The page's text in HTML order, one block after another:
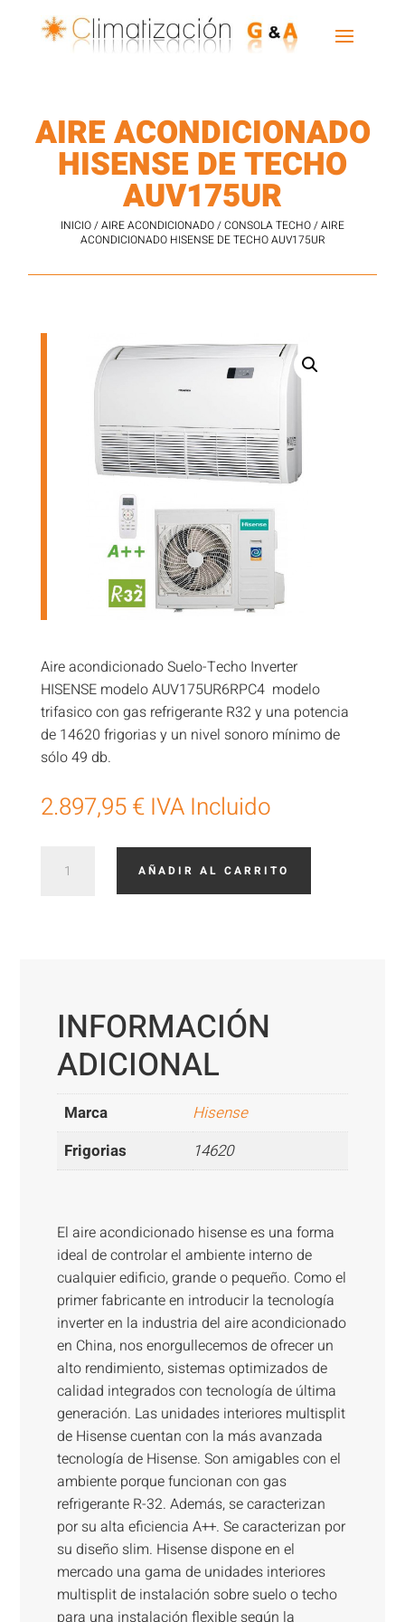
AIRE ACONDICIONADO
HISENSE DE TECHO
AUV175UR
INICIO/AIRE ACONDICIONADO/CONSOLA TECHO/ AIRE
ACONDICIONADO HISENSE DE TECHO AUV175UR
Aire acondicionado Suelo-Techo Inverter
HISENSE modelo AUV175UR6RPC4 modelo
trifasico con gas refrigerante R32 y una potencia
de 14620 frigorias y un nivel sonoro mínimo de
sólo 49 db.
2.897,95€ IVA Incluido
AcondicionadoAÑADIR AL CARRITO
INFORMACIÓN
ADICIONAL
Marca
Hisense
Frigorias
14620
El aire acondicionado hisense es una forma
ideal de controlar el ambiente interno de
cualquier edificio, grande o pequeño. Como el
primer fabricante en introducir la tecnología
inverter en la industria del aire acondicionado
en China, nos enorgullecemos de ofrecer un
alto rendimiento, sistemas optimizados de
calidad integrados con tecnología de última
generación. Las unidades interiores multisplit
de Hisense cuentan con la más avanzada
tecnología de Hisense. Son amigables con el
ambiente porque funcionan con gas
refrigerante R-32. Además, se caracterizan
por su alta eficiencia A++. Se caracterizan por
su diseño slim. Hisense dispone en el
mercado una gama de unidades interiores
multisplit de instalación sobre suelo o techo
para una instalación flexible según la